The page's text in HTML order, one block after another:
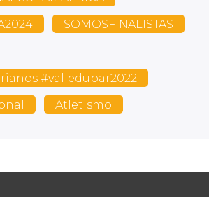
SOMOSFINALISTAS
#valledupar2022
Atletismo